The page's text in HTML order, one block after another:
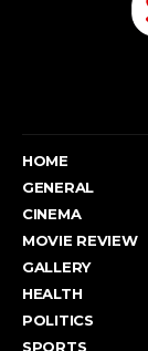
HOME
GENERAL
CINEMA
MOVIE REVIEW
GALLERY
HEALTH
POLITICS
SPORTS